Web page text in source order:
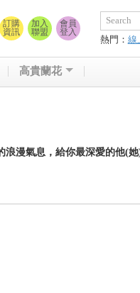
熱門： 線
束
訂購
資訊
加入
聯盟
會員
登入
高貴蘭花
漫氣息，給你最深愛的他(